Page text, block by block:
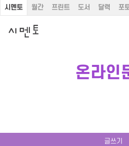
시멘토 월간 프린트 도서 달력 포
온라인
글쓰기